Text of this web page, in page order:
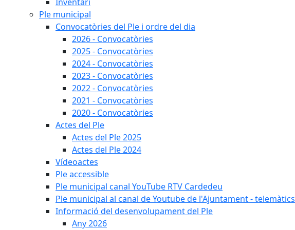
Ple municipal
Convocatòries del Ple i ordre del dia
2026 - Convocatòries
2025 - Convocatòries
2024 - Convocatòries
2023 - Convocatòries
2022 - Convocatòries
2021 - Convocatòries
2020 - Convocatòries
Actes del Ple
Actes del Ple 2025
Actes del Ple 2024
Vídeoactes
Ple accessible
Ple municipal canal YouTube RTV Cardedeu
Ple municipal al canal de Youtube de l'Ajuntament - telemàtics
Informació del desenvolupament del Ple
Any 2026